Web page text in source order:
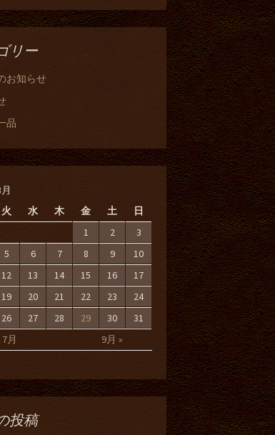
リー
お知らせ
品
火 水 木 金 土 日
7月 9月 »
1 2
3
5 6 7 8 9
10
12 13 14 15 16
17
19 20 21 22 23
24
26 27 28 29 30 31
投稿